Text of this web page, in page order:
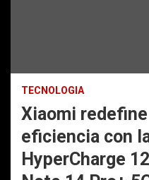
TECNOLOGIA
Xiaomi
eficiencia con
HyperCharge